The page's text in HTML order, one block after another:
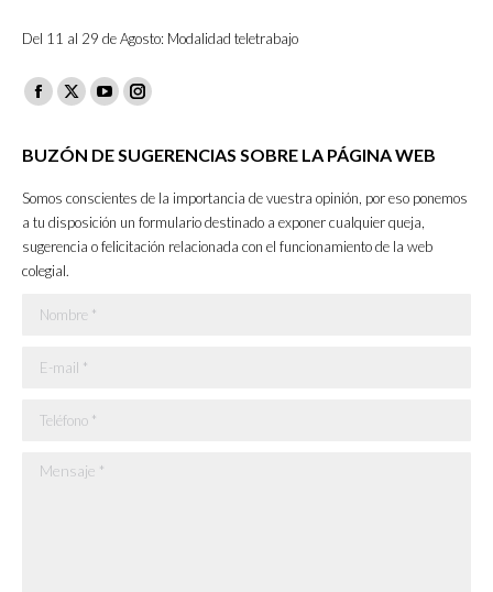
Del 11 al 29 de Agosto: Modalidad teletrabajo
Facebook
opens
new
window
X
opens
new
window
YouTube
opens
new
window
Instagram
opens
in
new
window
BUZÓN DE SUGERENCIAS SOBRE LA PÁGINA WEB
Somos conscientes de la importancia de vuestra opinión, por eso ponemos
a tu disposición un formulario destinado a exponer cualquier queja,
sugerencia o felicitación relacionada con el funcionamiento de la web
colegial.
Nombre *
E-mail *
Teléfono *
Mensaje *